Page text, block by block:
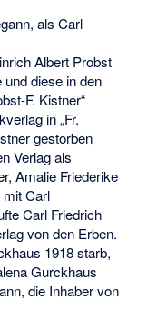
als Carl
Albert Probst
und diese in den
F. Kistner“
in „Fr.
gestorben
Verlag als
Amalie Friederike
Carl
Carl Friedrich
von den Erben.
1918 starb,
Gurckhaus
die Inhaber von